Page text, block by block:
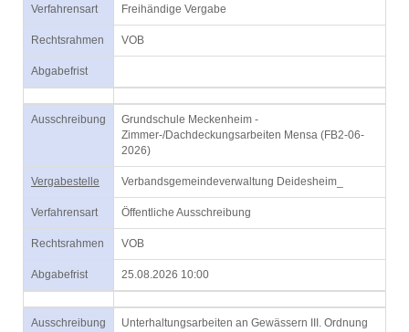
Verfahrensart Freihändige Vergabe
Rechtsrahmen VOB
Abgabefrist
Ausschreibung
Grundschule Meckenheim -
Zimmer-/Dachdeckungsarbeiten Mensa (FB2-06-
2026)
Vergabestelle Verbandsgemeindeverwaltung Deidesheim_
Verfahrensart Öffentliche Ausschreibung
Rechtsrahmen VOB
Abgabefrist 25.08.2026 10:00
Ausschreibung Unterhaltungsarbeiten an Gewässern III. Ordnung